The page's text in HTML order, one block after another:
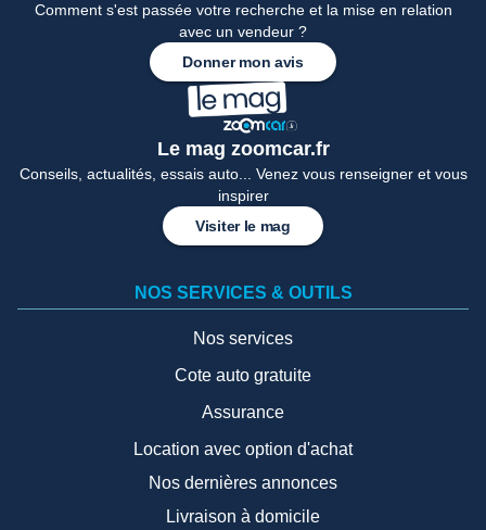
Comment s'est passée votre recherche et la mise en relation
avec un vendeur ?
Donner mon avis
Le mag zoomcar.fr
Conseils, actualités, essais auto... Venez vous renseigner et vous
inspirer
Visiter le mag
NOS SERVICES & OUTILS
Nos services
Cote auto gratuite
Assurance
Location avec option d'achat
Nos dernières annonces
Livraison à domicile